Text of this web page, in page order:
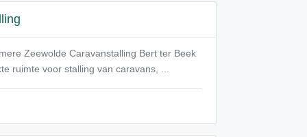
Zeewolde Caravanstalling Bert ter Beek
ruimte voor stalling van caravans, ...